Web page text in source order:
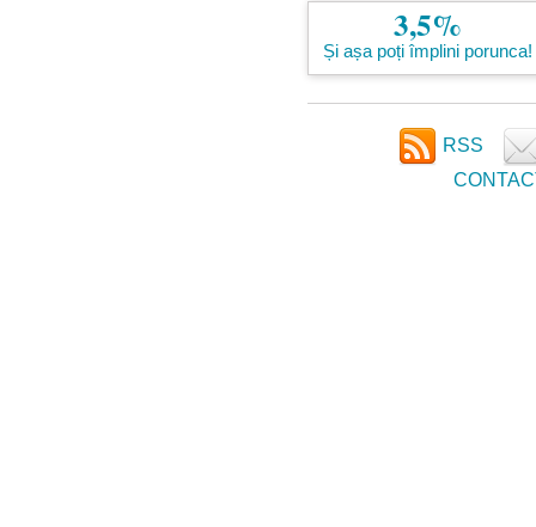
3,5%
Și așa poți împlini porunca!
RSS